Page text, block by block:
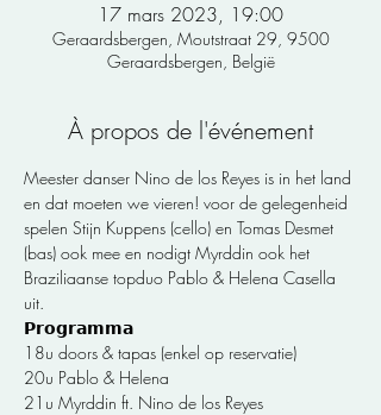
17 mars 2023, 19:00
Geraardsbergen, Moutstraat 29, 9500
Geraardsbergen, België
À propos de l'événement
Meester danser Nino de los Reyes is in het land
en dat moeten we vieren! voor de gelegenheid
spelen Stijn Kuppens (cello) en Tomas Desmet
(bas) ook mee en nodigt Myrddin ook het
Braziliaanse topduo Pablo & Helena Casella
uit.
𝗣𝗿𝗼𝗴𝗿𝗮𝗺𝗺𝗮
18u doors & tapas (enkel op reservatie)
20u Pablo & Helena
21u Myrddin ft. Nino de los Reyes